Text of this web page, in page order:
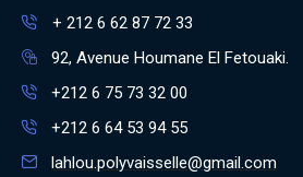
+ 212 6 62 87 72 33
92, Avenue Houmane El Fetouaki.
+212 6 75 73 32 00
+212 6 64 53 94 55
lahlou.polyvaisselle@gmail.com